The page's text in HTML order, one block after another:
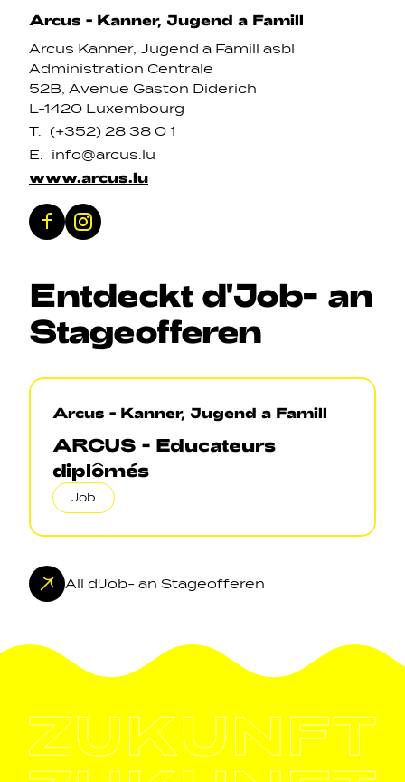
Arcus - Kanner, Jugend a Famill
Arcus Kanner, Jugend a Famill asbl
Administration Centrale
52B, Avenue Gaston Diderich
L-1420 Luxembourg
T.
(+352) 28 38 0 1
E.
info@arcus.lu
www.arcus.lu
Facebook
Instagram
Entdeckt d'Job- an
Stageofferen
Arcus - Kanner, Jugend a Famill
ARCUS - Educateurs
diplômés
Job
All d'Job- an Stageofferen